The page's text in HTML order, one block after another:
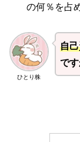
の何％を占
ひとり株
自
です